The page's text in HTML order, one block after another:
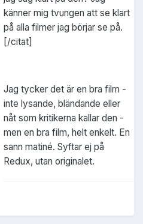
känner mig tvungen att se klart
på alla filmer jag börjar se på.
[/citat]
Jag tycker det är en bra film -
inte lysande, bländande eller
nåt som kritikerna kallar den -
men en bra film, helt enkelt. En
sann matiné. Syftar ej på
Redux, utan originalet.